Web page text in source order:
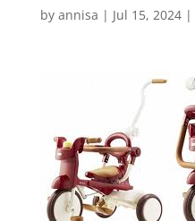
by annisa | Jul 15, 2024|